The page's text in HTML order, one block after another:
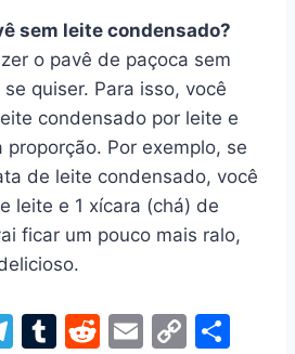
sem leite condensado?
o pavê de paçoca sem
quiser. Para isso, você
condensado por leite e
proporção. Por exemplo, se
de leite condensado, você
leite e 1 xícara (chá) de
ficar um pouco mais ralo,
T
T
R
E
C